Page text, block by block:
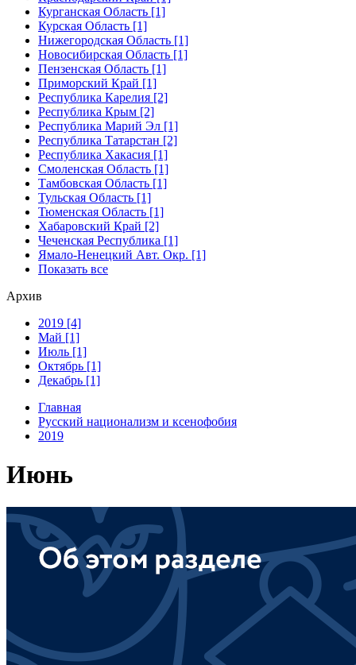
Курганская Область [1]
Курская Область [1]
Нижегородская Область [1]
Новосибирская Область [1]
Пензенская Область [1]
Приморский Край [1]
Республика Карелия [2]
Республика Крым [2]
Республика Марий Эл [1]
Республика Татарстан [2]
Республика Хакасия [1]
Смоленская Область [1]
Тамбовская Область [1]
Тульская Область [1]
Тюменская Область [1]
Хабаровский Край [2]
Чеченская Республика [1]
Ямало-Ненецкий Авт. Окр. [1]
Показать все
Архив
2019 [4]
Май [1]
Июль [1]
Октябрь [1]
Декабрь [1]
Главная
Русский национализм и ксенофобия
2019
Июнь